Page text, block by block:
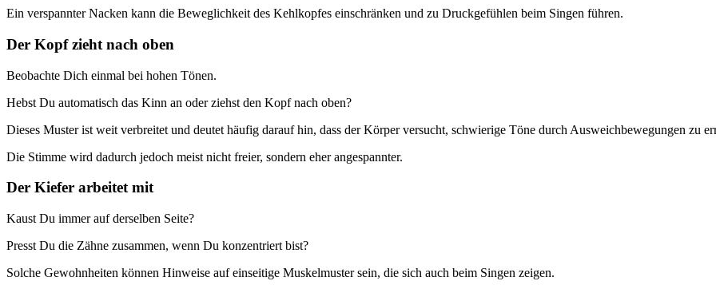
Ein verspannter Nacken kann die Beweglichkeit des Kehlkopfes einschränken und zu Druckgefühlen beim Singen führen.
Der Kopf zieht nach oben
Beobachte Dich einmal bei hohen Tönen.
Hebst Du automatisch das Kinn an oder ziehst den Kopf nach oben?
Dieses Muster ist weit verbreitet und deutet häufig darauf hin, dass der Körper versucht, schwierige Töne durch Ausweichbewegungen zu
Die Stimme wird dadurch jedoch meist nicht freier, sondern eher angespannter.
Der Kiefer arbeitet mit
Kaust Du immer auf derselben Seite?
Presst Du die Zähne zusammen, wenn Du konzentriert bist?
Solche Gewohnheiten können Hinweise auf einseitige Muskelmuster sein, die sich auch beim Singen zeigen.